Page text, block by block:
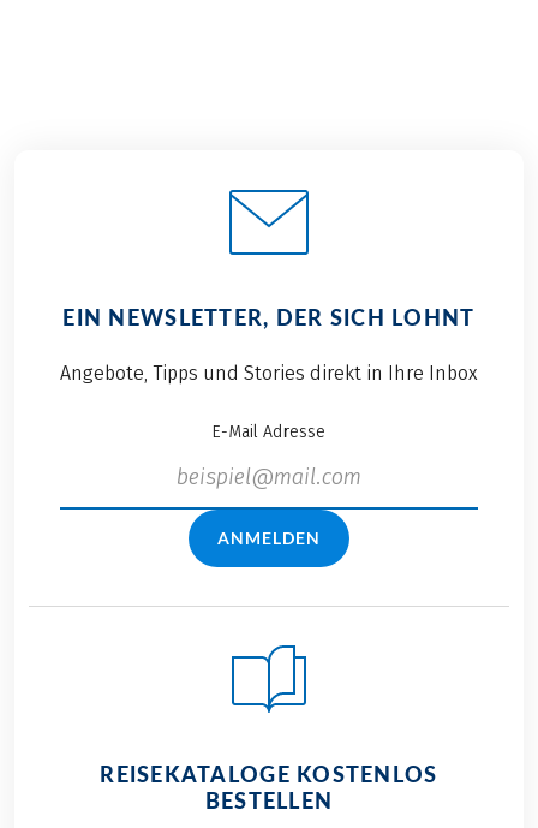
EIN NEWSLETTER, DER SICH LOHNT
Angebote, Tipps und Stories direkt in Ihre Inbox
E-Mail Adresse
ANMELDEN
REISEKATALOGE KOSTENLOS
BESTELLEN